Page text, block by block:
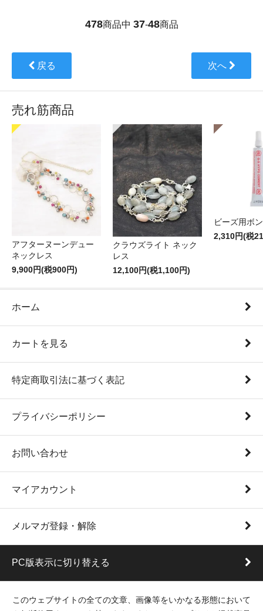
478商品中 37-48商品
戻る 次へ
売れ筋商品
アフターヌーンデュー
ネックレス
9,900円(税900円)
クラウズライト ネック
レス
12,100円(税1,100円)
ビーズ用ボ
2,310円(税
ホーム
カートを見る
特定商取引法に基づく表記
プライバシーポリシー
お問い合わせ
マイアカウント
メルマガ登録・解除
PC版表示に切り替える
このウェブサイトの全ての文章、画像等をいかなる形態において